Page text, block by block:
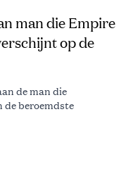
man die Empire
op de
de man die
de beroemdste